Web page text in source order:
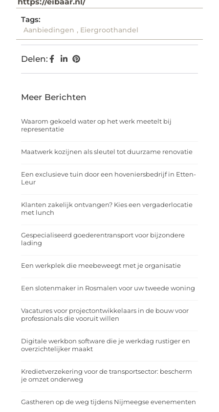
Tags:
Aanbiedingen , Eiergroothandel
Delen:
Meer Berichten
Waarom gekoeld water op het werk meetelt bij
representatie
Maatwerk kozijnen als sleutel tot duurzame renovatie
Een exclusieve tuin door een hoveniersbedrijf in Etten-
Leur
Klanten zakelijk ontvangen? Kies een vergaderlocatie
met lunch
Gespecialiseerd goederentransport voor bijzondere
lading
Een werkplek die meebeweegt met je organisatie
Een slotenmaker in Rosmalen voor uw tweede woning
Vacatures voor projectontwikkelaars in de bouw voor
professionals die vooruit willen
Digitale werkbon software die je werkdag rustiger en
overzichtelijker maakt
Kredietverzekering voor de transportsector: bescherm
je omzet onderweg
Gastheren op de weg tijdens Nijmeegse evenementen